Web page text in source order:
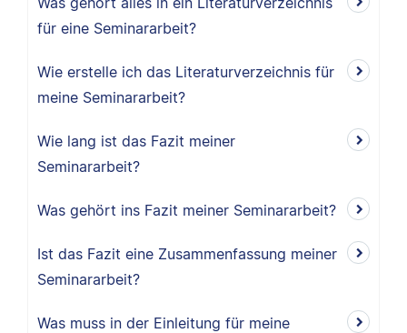
für eine Seminararbeit?
Wie erstelle ich das Literaturverzeichnis für
meine Seminararbeit?
Wie lang ist das Fazit meiner
Seminararbeit?
Was gehört ins Fazit meiner Seminararbeit?
Ist das Fazit eine Zusammenfassung meiner
Seminararbeit?
Was muss in der Einleitung für meine